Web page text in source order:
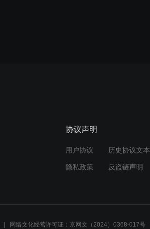
协议声明
用户协议 历史协议文本
隐私政策 反盗链声明
网络文化经营许可证：京网文（2024）0368-017号